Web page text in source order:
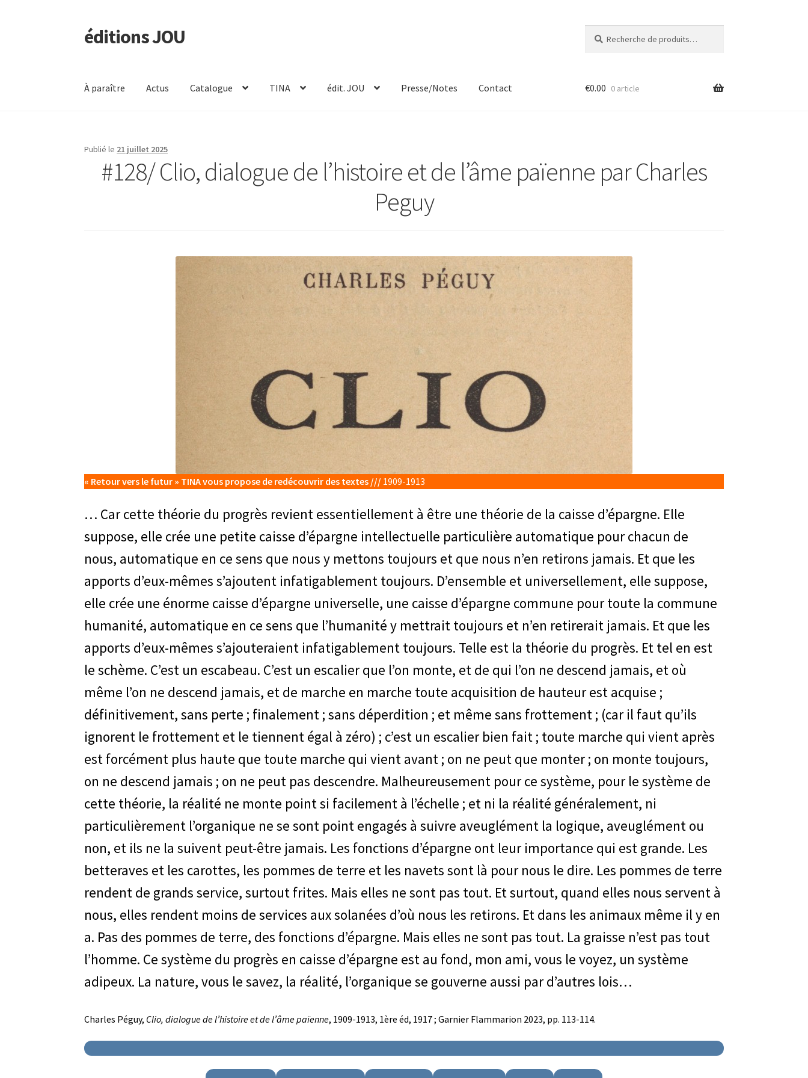
Aller
à
Aller
au
éditions JOU
pour :
À paraître Actus Catalogue TINA édit. JOU Presse/Notes Contact €0.00 0 article
Publié le 21 juillet 2025
#128/ Clio, dialogue de l’histoire et de l’âme païenne par Charles
Peguy
« Retour vers le futur » TINA vous propose de redécouvrir des textes /// 1909-1913
… Car cette théorie du progrès revient essentiellement à être une théorie de la caisse d’épargne. Elle
suppose, elle crée une petite caisse d’épargne intellectuelle particulière automatique pour chacun de
nous, automatique en ce sens que nous y mettons toujours et que nous n’en retirons jamais. Et que les
apports d’eux-mêmes s’ajoutent infatigablement toujours. D’ensemble et universellement, elle suppose,
elle crée une énorme caisse d’épargne universelle, une caisse d’épargne commune pour toute la commune
humanité, automatique en ce sens que l’humanité y mettrait toujours et n’en retirerait jamais. Et que les
apports d’eux-mêmes s’ajouteraient infatigablement toujours. Telle est la théorie du progrès. Et tel en est
le schème. C’est un escabeau. C’est un escalier que l’on monte, et de qui l’on ne descend jamais, et où
même l’on ne descend jamais, et de marche en marche toute acquisition de hauteur est acquise ;
définitivement, sans perte ; finalement ; sans déperdition ; et même sans frottement ; (car il faut qu’ils
ignorent le frottement et le tiennent égal à zéro) ; c’est un escalier bien fait ; toute marche qui vient après
est forcément plus haute que toute marche qui vient avant ; on ne peut que monter ; on monte toujours,
on ne descend jamais ; on ne peut pas descendre. Malheureusement pour ce système, pour le système de
cette théorie, la réalité ne monte point si facilement à l’échelle ; et ni la réalité généralement, ni
particulièrement l’organique ne se sont point engagés à suivre aveuglément la logique, aveuglément ou
non, et ils ne la suivent peut-être jamais. Les fonctions d’épargne ont leur importance qui est grande. Les
betteraves et les carottes, les pommes de terre et les navets sont là pour nous le dire. Les pommes de terre
rendent de grands service, surtout frites. Mais elles ne sont pas tout. Et surtout, quand elles nous servent à
nous, elles rendent moins de services aux solanées d’où nous les retirons. Et dans les animaux même il y en
a. Pas des pommes de terre, des fonctions d’épargne. Mais elles ne sont pas tout. La graisse n’est pas tout
l’homme. Ce système du progrès en caisse d’épargne est au fond, mon ami, vous le voyez, un système
adipeux. La nature, vous le savez, la réalité, l’organique se gouverne aussi par d’autres lois…
Charles Péguy, Clio, dialogue de l’histoire et de l’âme païenne, 1909-1913, 1ère éd, 1917 ; Garnier Flammarion 2023, pp. 113-114.